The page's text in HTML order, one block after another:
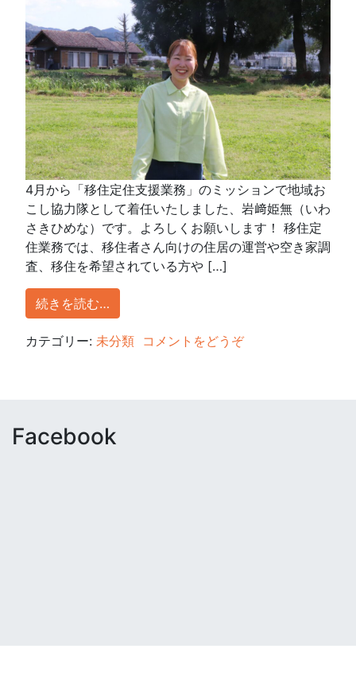
4月から「移住定住支援業務」のミッションで地域お
こし協力隊として着任いたしました、岩﨑姫無（いわ
さきひめな）です。よろしくお願いします！ 移住定
住業務では、移住者さん向けの住居の運営や空き家調
査、移住を希望されている方や […]
続きを読む…
カテゴリー: 未分類 コメントをどうぞ
Facebook